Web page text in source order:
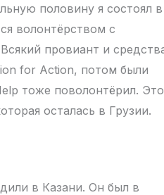
половину я состоял в
волонтёрством с
провиант и
for Action, потом были
тоже поволонтёрил. Это
осталась в Грузии.
в Казани. Он был в